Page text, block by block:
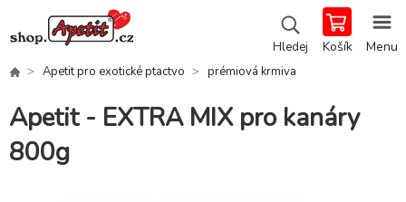
Hledej Košík Menu
Apetit pro exotické ptactvo prémiová krmiva
Apetit - EXTRA MIX pro kanáry
800g